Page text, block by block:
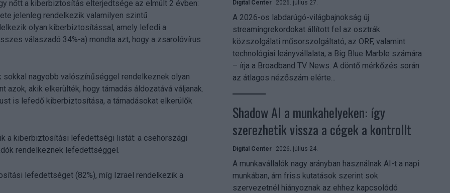
nőtt a kiberbiztosítás elterjedtsége az elmúlt 2 évben:
jelenleg rendelkezik valamilyen szintű
olyan kiberbiztosítással, amely lefedi a
válaszadó 34%-a) mondta azt, hogy a zsarolóvírus
nagyobb valószínűséggel rendelkeznek olyan
akik elkerülték, hogy támadás áldozatává váljanak.
is lefedő kiberbiztosítása, a támadásokat elkerülők
a kiberbiztosítási lefedettségi listát: a csehországi
rendelkeznek lefedettséggel.
lefedettséget (82%), míg Izrael rendelkezik a
Digital Center 2026. július 27.
A 2026-os labdarúgó-világbajnokság új
streamingrekordokat állított fel az osztrák
közszolgálati műsorszolgáltató, az ORF, valamint
technológiai leányvállalata, a Big Blue Marble számára
– írja a Broadband TV News. A döntő mérkőzés során
az átlagos nézőszám elérte...
Shadow AI a munkahelyeken: így
szerezhetik vissza a cégek a kontrollt
Digital Center 2026. július 24.
A munkavállalók nagy arányban használnak AI-t a napi
munkában, ám friss kutatások szerint sok
szervezetnél hiányoznak az ehhez kapcsolódó